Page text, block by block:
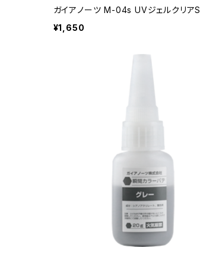
ガイアノーツ M-04s UVジェルクリアS
¥1,650